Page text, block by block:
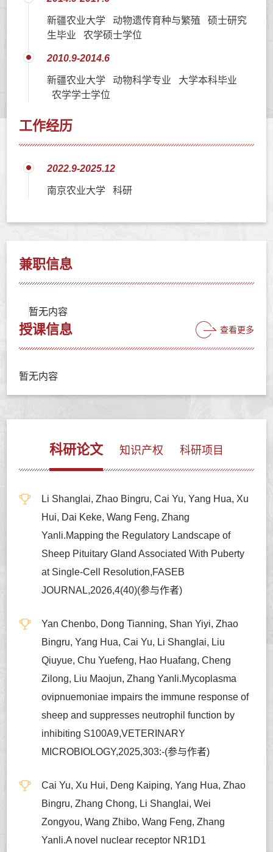
新疆农业大学 动物遗传育种与繁殖 硕士研究
生毕业 农学硕士学位
2010.9-2014.6
新疆农业大学 动物科学专业 大学本科毕业
农学学士学位
工作经历
2022.9-2025.12
南京农业大学 科研
兼职信息
暂无内容
授课信息 查看更多
暂无内容
科研论文 知识产权 科研项目
Li Shanglai, Zhao Bingru, Cai Yu, Yang Hua, Xu
Hui, Dai Keke, Wang Feng, Zhang
Yanli.Mapping the Regulatory Landscape of
Sheep Pituitary Gland Associated With Puberty
at Single-Cell Resolution,FASEB
JOURNAL,2026,4(40)(参与作者)
Yan Chenbo, Dong Tianning, Shan Yiyi, Zhao
Bingru, Yang Hua, Cai Yu, Li Shanglai, Liu
Qiuyue, Chu Yuefeng, Hao Huafang, Cheng
Zilong, Liu Maojun, Zhang Yanli.Mycoplasma
ovipnuemoniae impairs the immune response of
sheep and suppresses neutrophil function by
inhibiting S100A9,VETERINARY
MICROBIOLOGY,2025,303:-(参与作者)
Cai Yu, Xu Hui, Deng Kaiping, Yang Hua, Zhao
Bingru, Zhang Chong, Li Shanglai, Wei
Zongyou, Wang Zhibo, Wang Feng, Zhang
Yanli.A novel nuclear receptor NR1D1